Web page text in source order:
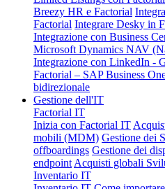
Breezy HR e Factorial
Factorial Integrare Desky in
Integrazione con Business
Microsoft Dynamics NAV
Integrazione con LinkedIn -
Factorial – SAP Business
bidirezionale
Gestione dell'IT
Factorial IT
Inizia con Factorial IT
mobili (MDM) Gestione dei
offboardings Gestione dei
endpoint Acquisti globali
Inventario IT